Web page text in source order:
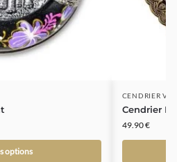
options
CENDRIER
Cendrier
49.90€